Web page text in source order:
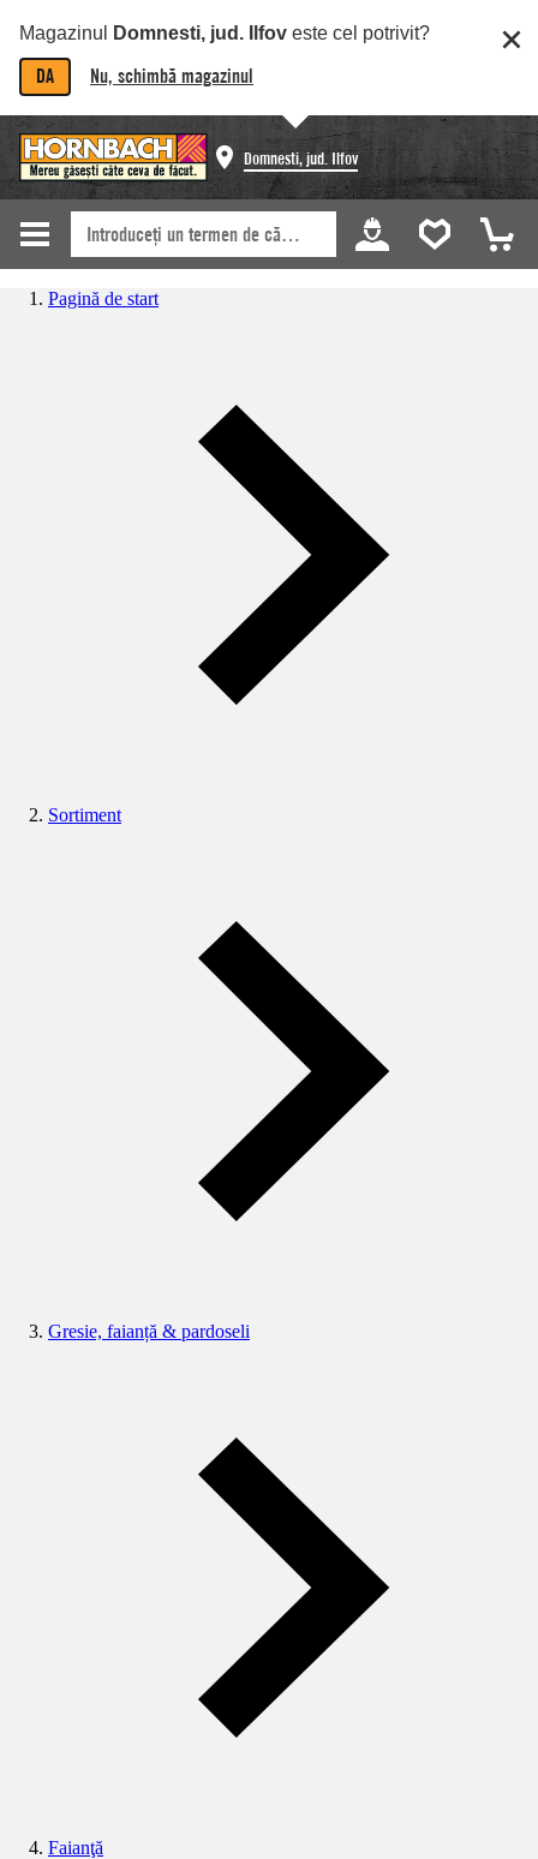
Magazinul Domnesti, jud. Ilfov este cel potrivit?
DA Nu, schimbă magazinul
Domnesti, jud. Ilfov
Pagină de start
Sortiment
Gresie, faianță & pardoseli
Faianţă